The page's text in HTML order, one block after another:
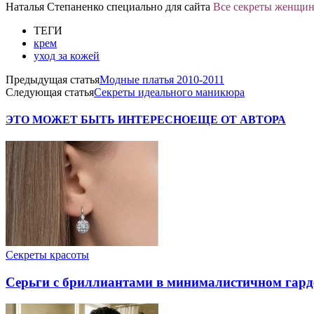
Наталья Степаненко специально для сайта Все секреты
ТЕГИ
крем
уход за кожей
Предыдущая статьяМодные платья 2010-2011
Следующая статьяСекреты идеального маникюра
ЭТО МОЖЕТ БЫТЬ ИНТЕРЕСНОЕЩЕ ОТ АВТОРА
Секреты красоты
Серьги с бриллиантами в минималистичном